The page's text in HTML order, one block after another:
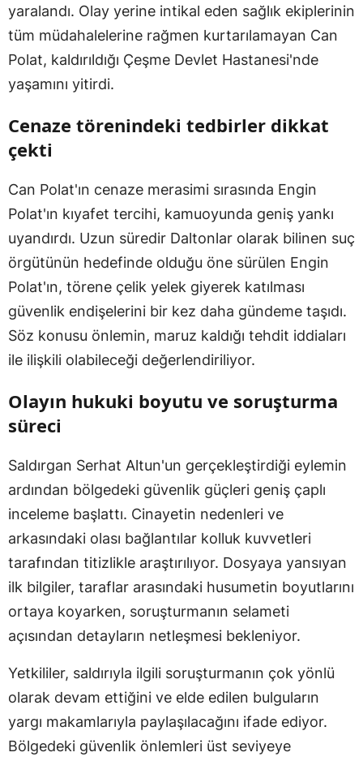
yaralandı. Olay yerine intikal eden sağlık ekiplerinin
tüm müdahalelerine rağmen kurtarılamayan Can
Polat, kaldırıldığı Çeşme Devlet Hastanesi'nde
yaşamını yitirdi.
Cenaze törenindeki tedbirler dikkat
çekti
Can Polat'ın cenaze merasimi sırasında Engin
Polat'ın kıyafet tercihi, kamuoyunda geniş yankı
uyandırdı. Uzun süredir Daltonlar olarak bilinen suç
örgütünün hedefinde olduğu öne sürülen Engin
Polat'ın, törene çelik yelek giyerek katılması
güvenlik endişelerini bir kez daha gündeme taşıdı.
Söz konusu önlemin, maruz kaldığı tehdit iddiaları
ile ilişkili olabileceği değerlendiriliyor.
Olayın hukuki boyutu ve soruşturma
süreci
Saldırgan Serhat Altun'un gerçekleştirdiği eylemin
ardından bölgedeki güvenlik güçleri geniş çaplı
inceleme başlattı. Cinayetin nedenleri ve
arkasındaki olası bağlantılar kolluk kuvvetleri
tarafından titizlikle araştırılıyor. Dosyaya yansıyan
ilk bilgiler, taraflar arasındaki husumetin boyutlarını
ortaya koyarken, soruşturmanın selameti
açısından detayların netleşmesi bekleniyor.
Yetkililer, saldırıyla ilgili soruşturmanın çok yönlü
olarak devam ettiğini ve elde edilen bulguların
yargı makamlarıyla paylaşılacağını ifade ediyor.
Bölgedeki güvenlik önlemleri üst seviyeye